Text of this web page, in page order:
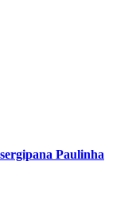
Paulinha